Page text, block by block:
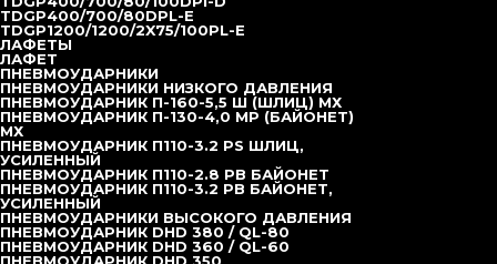
TDGP400/700/80DPL-E
TDGP1200/1200/2X75/100PL-E
ЛАФЕТЫ
ЛАФЕТ
ПНЕВМОУДАРНИКИ
ПНЕВМОУДАРНИКИ НИЗКОГО ДАВЛЕНИЯ
ПНЕВМОУДАРНИК П-160-5,5 Ш (ШЛИЦ) МХ
ПНЕВМОУДАРНИК П-130-4,0 MP (БАЙОНЕТ)
МХ
ПНЕВМОУДАРНИК П110-3.2 РS ШЛИЦ,
УСИЛЕННЫЙ
ПНЕВМОУДАРНИК П110-2.8 РВ БАЙОНЕТ
ПНЕВМОУДАРНИК П110-3.2 РB БАЙОНЕТ,
УСИЛЕННЫЙ
ПНЕВМОУДАРНИКИ ВЫСОКОГО ДАВЛЕНИЯ
ПНЕВМОУДАРНИК DHD 380 / QL-80
ПНЕВМОУДАРНИК DHD 360 / QL-60